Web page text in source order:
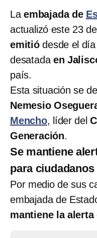
La embajada de
actualizó este 23
emitiódesde el día
desatadaen
país.
Esta situación se
Nemesio
Mencho, líder del
Generación.
Se mantiene
para
Por medio de sus
embajada de
mantiene la